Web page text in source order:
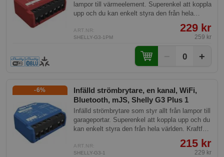
lampor till värmeelement. Superenkel att koppla
upp och du kan enkelt styra den från hela
världen. Kraftfull med effektmätning och
inbyggd skriptmotor.
ART.NR:
SHELLY-G3-1PM
229 kr
259 kr
0 +
Infälld strömbrytare, en kanal, WiFi,
Bluetooth, mJS, Shelly G3 Plus 1
-6%
Infälld strömbrytare som styr allt från lampor till
garageportar. Superenkel att koppla upp och du
kan enkelt styra den från hela världen. Kraftfull
ART.NR:
SHELLY-G3-1
215 kr
229 kr